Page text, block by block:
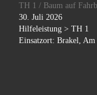
TH 1 / Baum auf
30. Juli 2026
Hilfeleistung > TH 1
Einsatzort: Brakel, Am